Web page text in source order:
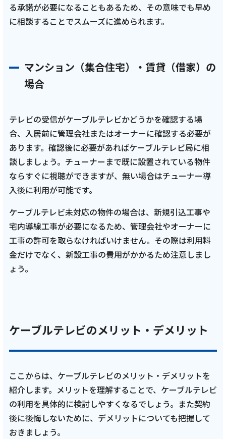
る承諾が必要になることもあるため、その意味でも早め
に相談することでスムーズに進められます。
マンション（集合住宅）・賃貸（借家）の
場合
テレビの受信がケーブルテレビかどうかを確認する場
合、入居前に管理会社またはオーナーに確認する必要が
あります。確認後に必要があればケーブルテレビ局に相
談しましょう。チューナーまで既に設置されている物件
ならすぐに視聴ができますが、無い場合はチューナー導
入後に利用が可能です。
ケーブルテレビ未対応の物件の場合は、新規引込工事や
宅内導線工事が必要になるため、管理会社やオーナーに
工事の許可を取らなければいけません。その際は利用料
金だけでなく、新設工事の費用がかかるため注意しまし
ょう。
ケーブルテレビのメリット・デメリット
ここからは、ケーブルテレビのメリット・デメリットを
紹介します。メリットを理解することで、ケーブルテレビ
の利用を具体的に検討しやすくなるでしょう。また契約
後に後悔しないために、デメリットについても把握して
おきましょう。